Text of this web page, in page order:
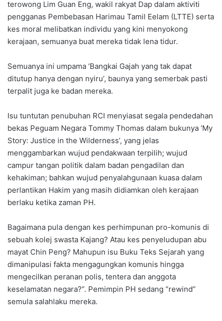
terowong Lim Guan Eng, wakil rakyat Dap dalam aktiviti
pengganas Pembebasan Harimau Tamil Eelam (LTTE) serta
kes moral melibatkan individu yang kini menyokong
kerajaan, semuanya buat mereka tidak lena tidur.
Semuanya ini umpama ‘Bangkai Gajah yang tak dapat
ditutup hanya dengan nyiru’, baunya yang semerbak pasti
terpalit juga ke badan mereka.
Isu tuntutan penubuhan RCI menyiasat segala pendedahan
bekas Peguam Negara Tommy Thomas dalam bukunya ‘My
Story: Justice in the Wilderness’, yang jelas
menggambarkan wujud pendakwaan terpilih; wujud
campur tangan politik dalam badan pengadilan dan
kehakiman; bahkan wujud penyalahgunaan kuasa dalam
perlantikan Hakim yang masih didiamkan oleh kerajaan
berlaku ketika zaman PH.
Bagaimana pula dengan kes perhimpunan pro-komunis di
sebuah kolej swasta Kajang? Atau kes penyeludupan abu
mayat Chin Peng? Mahupun isu Buku Teks Sejarah yang
dimanipulasi fakta mengagungkan komunis hingga
mengecilkan peranan polis, tentera dan anggota
keselamatan negara?”. Pemimpin PH sedang “rewind”
semula salahlaku mereka.